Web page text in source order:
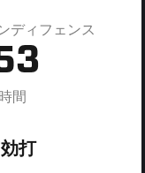
ディフェンス
間
打